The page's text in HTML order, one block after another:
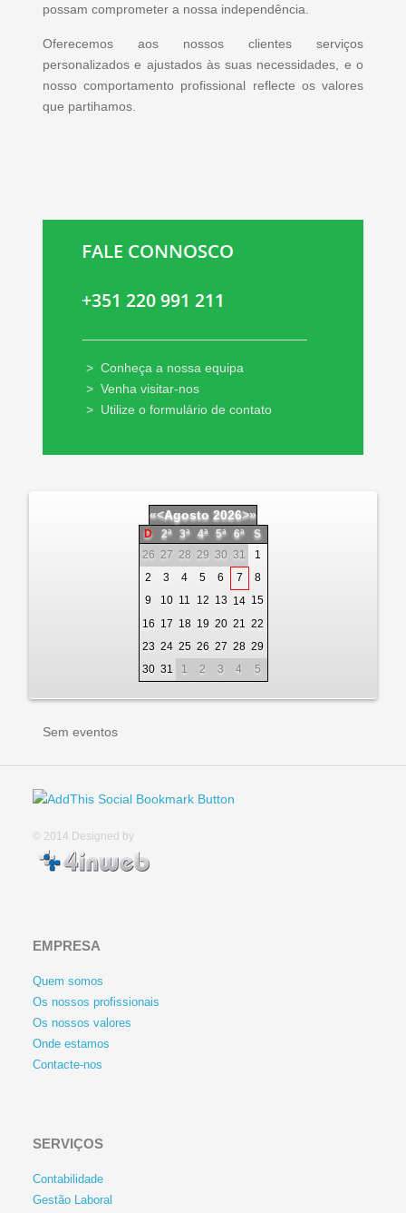
possam comprometer a nossa independência.
Oferecemos aos nossos clientes serviços
personalizados e ajustados às suas necessidades, e o
nosso comportamento profissional reflecte os valores
que partihamos.
> Conheça a nossa equipa
> Venha visitar-nos
> Utilize o formulário de contato
«<Agosto 2026>»
D 2ª 3ª 4ª 5ª 6ª
S
26 27 28 29 30 31
1
2
3 4 5 6 7
8
9
10 11 12 13 14 15
16 17 18 19 20 21
22
23 24 25 26 27 28 29
30 31 1 2 3 4 5
Sem eventos
© 2014 Designed by
EMPRESA
Quem somos
Os nossos profissionais
Os nossos valores
Onde estamos
Contacte-nos
SERVIÇOS
Contabilidade
Gestão Laboral